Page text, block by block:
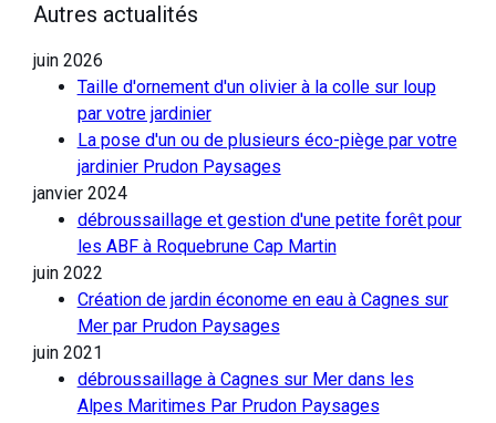
Autres actualités
juin 2026
Taille d'ornement d'un olivier à la colle sur loup
par votre jardinier
La pose d'un ou de plusieurs éco-piège par votre
jardinier Prudon Paysages
janvier 2024
débroussaillage et gestion d'une petite forêt pour
les ABF à Roquebrune Cap Martin
juin 2022
Création de jardin économe en eau à Cagnes sur
Mer par Prudon Paysages
juin 2021
débroussaillage à Cagnes sur Mer dans les
Alpes Maritimes Par Prudon Paysages